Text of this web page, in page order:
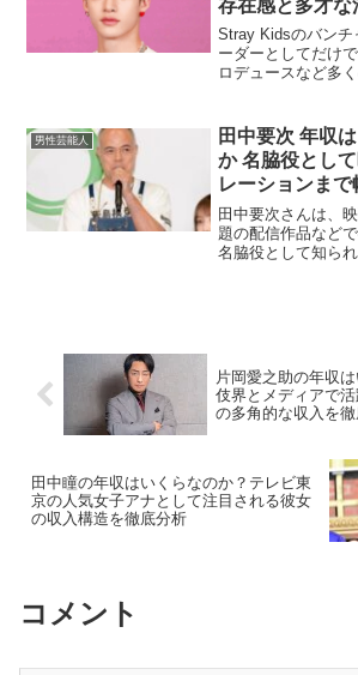
存在感と多才な
収入の全貌を徹
Stray Kidsのバンチ
ーダーとしてだけ
ロデュースなど多
トラリア出身とい
り、グローバル市...
男性芸能人
田中要次 年収
か 名脇役とし
レーションま
力派俳優の収入
ンジを徹底解
田中要次さんは、
題の配信作品など
名脇役として知ら
片岡愛之助の年収
伎界とメディアで
の多角的な収入を
田中瞳の年収はいくらなのか？テレビ東
京の人気女子アナとして注目される彼女
の収入構造を徹底分析
コメント